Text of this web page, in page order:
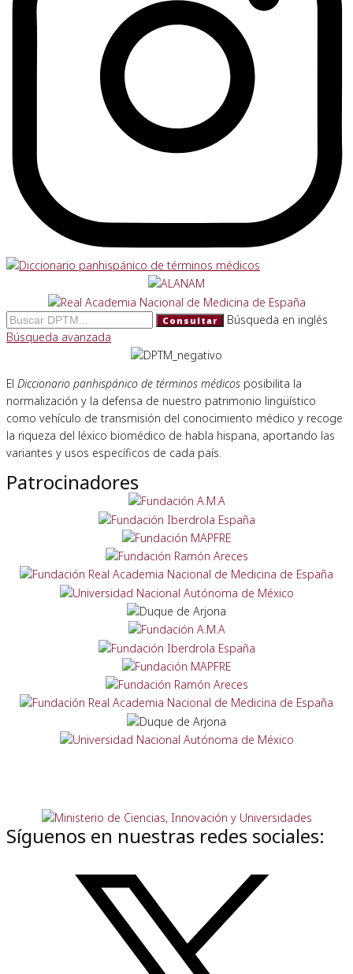
Consultar
Búsqueda en inglés
Búsqueda avanzada
El Diccionario panhispánico de términos médicos posibilita la
normalización y la defensa de nuestro patrimonio lingüístico
como vehículo de transmisión del conocimiento médico y recoge
la riqueza del léxico biomédico de habla hispana, aportando las
variantes y usos específicos de cada país.
Patrocinadores
Síguenos en nuestras redes sociales: